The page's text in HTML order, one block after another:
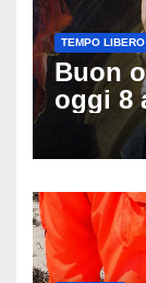
TEMPO LIBERO
Buon
oggi 8
auguri